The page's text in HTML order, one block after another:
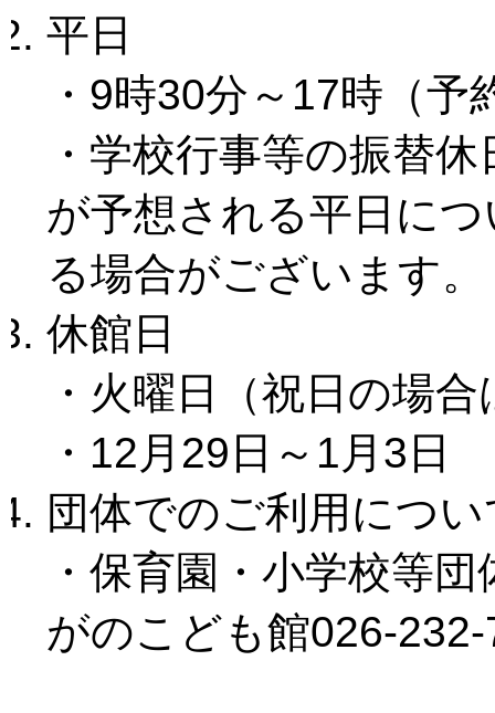
平日
・9時30分～17時（
・学校行事等の振替
が予想される平日に
る場合がございます。
休館日
・火曜日（祝日の場
・12月29日～1月3日
団体でのご利用につい
・保育園・小学校等
がのこども館026-